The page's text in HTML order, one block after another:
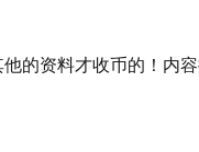
的资料才收币的！内